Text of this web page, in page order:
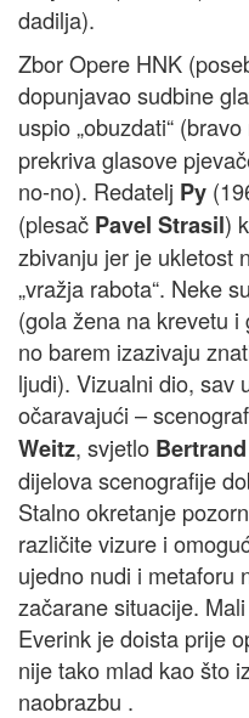
dadilja).
Zbor Opere HNK
dopunjavao sudbine
uspio „obuzdati“
prekriva glasove
no-no). Redatelj Py
(plesač Pavel Strasil)
zbivanju jer je ukletost
„vražja rabota“. Neke
(gola žena na krevetu
no barem izazivaju
ljudi). Vizualni dio, sav
očaravajući –
Weitz, svjetlo
dijelova scenografije
Stalno okretanje
različite vizure i
ujedno nudi i metaforu
začarane situacije.
Everink je doista prije
nije tako mlad kao što
naobrazbu .